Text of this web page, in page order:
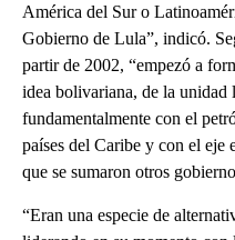
América del Sur o
Gobierno de Lula”, indicó.
partir de 2002, “empezó a
idea bolivariana, de la unidad
fundamentalmente con el
países del Caribe y con el eje
que se sumaron otros
“Eran una especie de